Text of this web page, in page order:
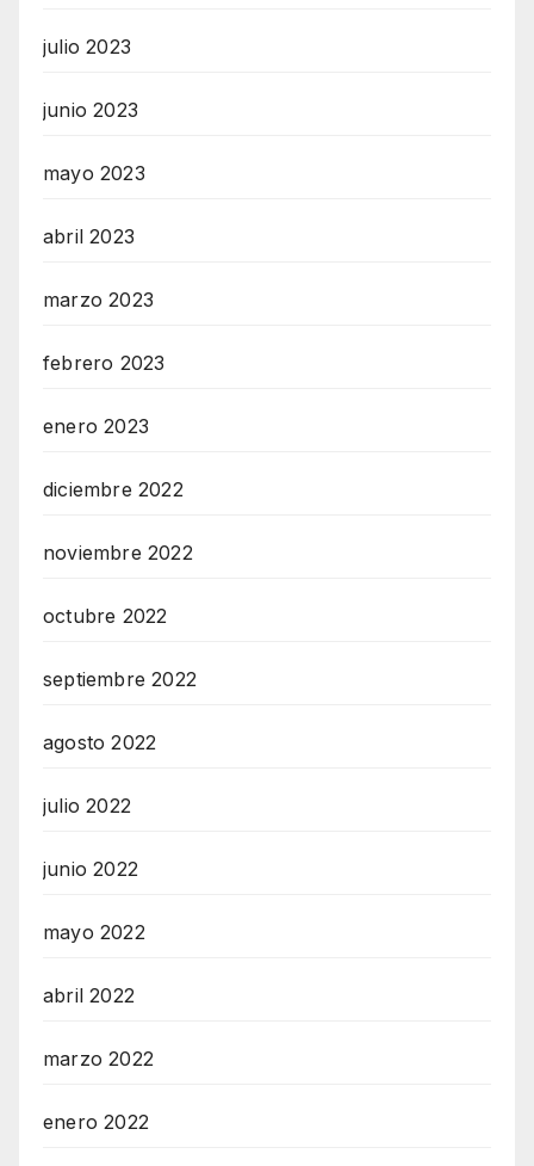
julio 2023
junio 2023
mayo 2023
abril 2023
marzo 2023
febrero 2023
enero 2023
diciembre 2022
noviembre 2022
octubre 2022
septiembre 2022
agosto 2022
julio 2022
junio 2022
mayo 2022
abril 2022
marzo 2022
enero 2022